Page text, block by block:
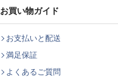
お買い物ガイド
お支払いと配送
満足保証
よくあるご質問